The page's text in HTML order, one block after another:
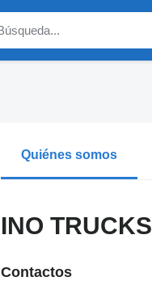
Quiénes somos
INO TRUCKS
Contactos